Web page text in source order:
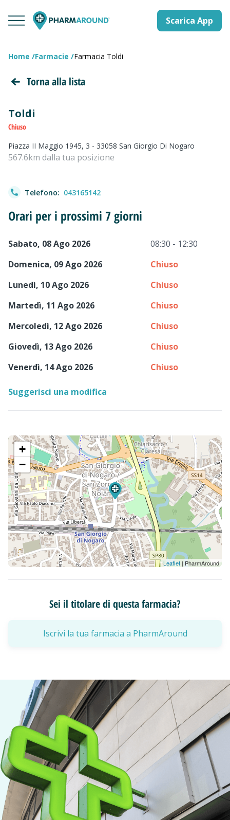
Scarica App
Home Farmacie Farmacia Toldi
Torna alla lista
Toldi
Chiuso
Piazza II Maggio 1945, 3 - 33058 San Giorgio Di Nogaro
567.6km dalla tua posizione
Telefono: 043165142
Orari per i prossimi 7 giorni
Sabato, 08 Ago 2026
08:30 - 12:30
Domenica, 09 Ago 2026
Chiuso
Lunedì, 10 Ago 2026
Chiuso
Martedì, 11 Ago 2026
Chiuso
Mercoledì, 12 Ago 2026
Chiuso
Giovedì, 13 Ago 2026
Chiuso
Venerdì, 14 Ago 2026
Chiuso
Suggerisci una modifica
+
−
Leaflet | PharmAround
Sei il titolare di questa farmacia?
Iscrivi la tua farmacia a PharmAround